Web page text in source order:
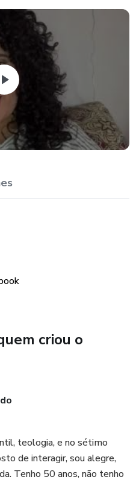
Shakes Funcionais
de Circuito Funcional
criou o
teologia, e no sétimo
de interagir, sou alegre,
Tenho 50 anos, não tenho